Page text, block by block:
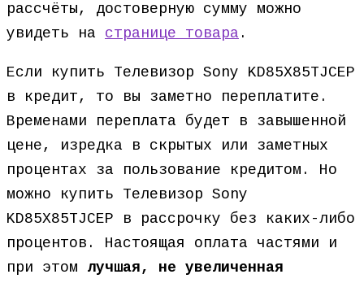
рассчёты, достоверную сумму можно
увидеть на странице товара .
Если купить Телевизор Sony KD85X85TJCEP
в кредит, то вы заметно переплатите.
Временами переплата будет в завышенной
цене, изредка в скрытых или заметных
процентах за пользование кредитом. Но
можно купить Телевизор Sony
KD85X85TJCEP в рассрочку без каких-либо
процентов. Настоящая оплата частями и
при этом лучшая, не увеличенная